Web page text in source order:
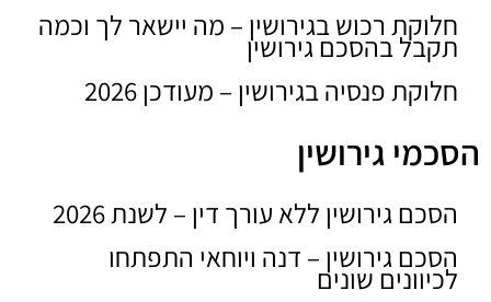
חלוקת רכוש בגירושין – מה יישאר לך וכמה
תקבל בהסכם גירושין
חלוקת פנסיה בגירושין – מעודכן 2026
הסכמי גירושין
הסכם גירושין ללא עורך דין – לשנת 2026
הסכם גירושין – דנה ויוחאי התפתחו
לכיוונים שונים